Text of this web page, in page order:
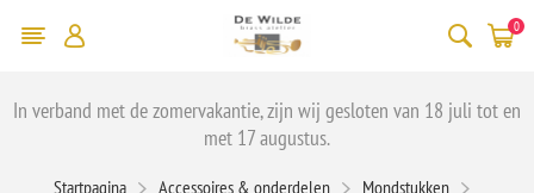
0
In verband met de zomervakantie, zijn wij gesloten van 18 juli tot en
met 17 augustus.
Startpagina Accessoires & onderdelen
Mondstukken